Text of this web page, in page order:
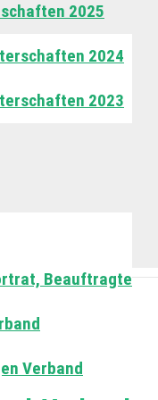
2025
2024
2023
Beauftragte
Verband